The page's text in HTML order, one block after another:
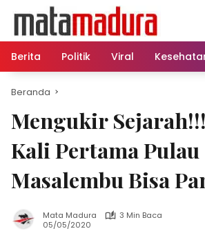
konten
Berita
Politik Viral
Beranda
Mengukir
Kali Pertama Pulau
Masalembu Bisa
Mata Madura
3 Min Baca
05/05/2020